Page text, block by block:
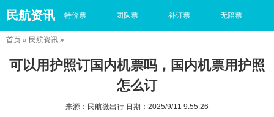
民航资讯 特价票 团队票 补订票 无陪票
首页 » 民航资讯 »
可以用护照订国内机票吗，国内机票用护照
怎么订
来源：民航微出行 日期：2025/9/11 9:55:26